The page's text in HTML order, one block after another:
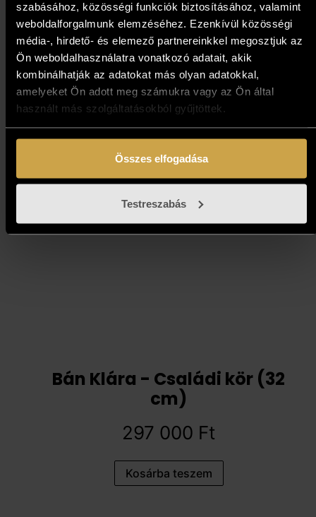
szabásához, közösségi funkciók biztosításához, valamint
weboldalforgalmunk elemzéséhez. Ezenkívül közösségi
média-, hirdető- és elemező partnereinkkel megosztjuk az
Ön weboldalhasználatra vonatkozó adatait, akik
kombinálhatják az adatokat más olyan adatokkal,
amelyeket Ön adott meg számukra vagy az Ön által
használt más szolgáltatásokból gyűjtöttek.
Összes elfogadása
Testreszabás
Vojnits Richárd -
Elhanyagolható különbség
(50x70 cm)
466 000Ft
Kosárba teszem
Bán Klára - Családi kör (32
cm)
297 000 Ft
Kosárba teszem